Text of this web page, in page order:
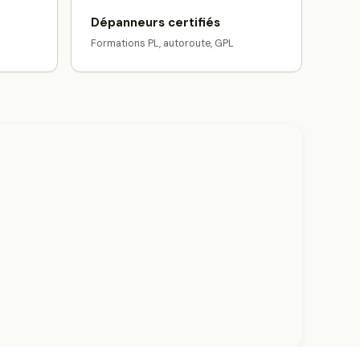
Dépanneurs certifiés
Formations PL, autoroute, GPL